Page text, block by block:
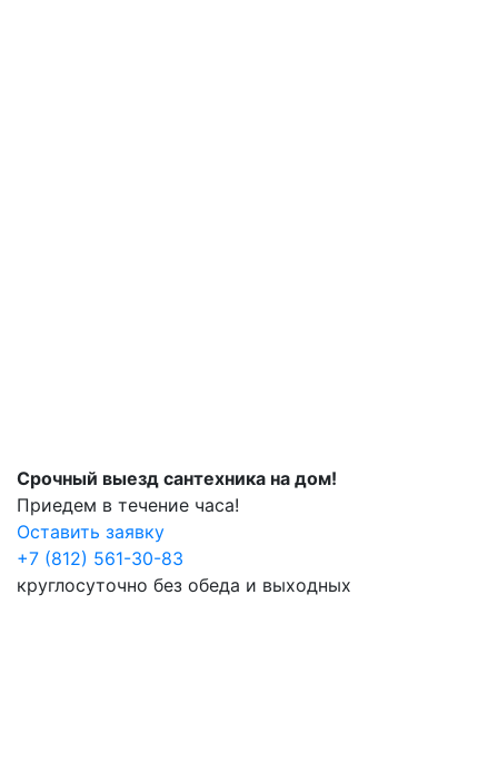
Срочный выезд сантехника на дом!
Приедем в течение часа!
Оставить заявку
+7 (812) 561-30-83
круглосуточно без обеда и выходных